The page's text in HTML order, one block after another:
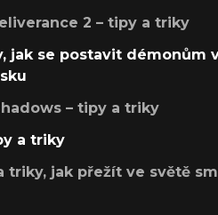
2 – tipy a triky
jak se postavit démonům
– tipy a triky
a triky
triky, jak přežít ve světě